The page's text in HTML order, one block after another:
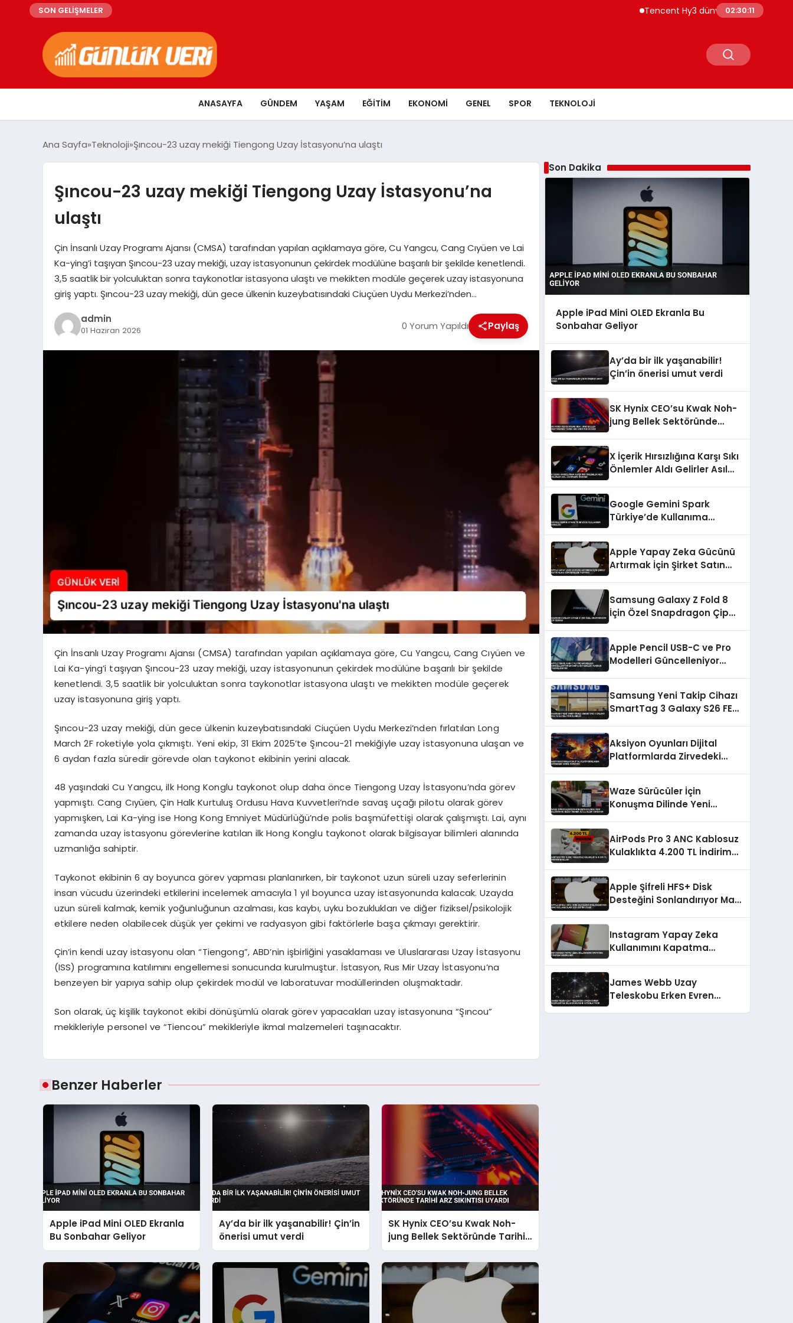
SON GELİŞMELER Tencent Hy3 dünya genelinde kullanıma
02:30:12
ANASAYFA GÜNDEM YAŞAM EĞITIM EKONOMI GENEL SPOR TEKNOLOJI
Ana Sayfa Teknoloji Şıncou-23 uzay mekiği Tiengong Uzay İstasyonu’na ulaştı
Şıncou-23 uzay mekiği Tiengong Uzay İstasyonu’na
ulaştı
Çin İnsanlı Uzay Programı Ajansı (CMSA) tarafından yapılan açıklamaya göre, Cu Yangcu, Cang Cıyüen ve Lai
Ka-ying’i taşıyan Şıncou-23 uzay mekiği, uzay istasyonunun çekirdek modülüne başarılı bir şekilde kenetlendi.
3,5 saatlik bir yolculuktan sonra taykonotlar istasyona ulaştı ve mekikten modüle geçerek uzay istasyonuna
giriş yaptı. Şıncou-23 uzay mekiği, dün gece ülkenin kuzeybatısındaki Ciuçüen Uydu Merkezi’nden…
admin
01 Haziran 2026 0 Yorum Yapıldı Paylaş
Çin İnsanlı Uzay Programı Ajansı (CMSA) tarafından yapılan açıklamaya göre, Cu Yangcu, Cang Cıyüen ve
Lai Ka-ying’i taşıyan Şıncou-23 uzay mekiği, uzay istasyonunun çekirdek modülüne başarılı bir şekilde
kenetlendi. 3,5 saatlik bir yolculuktan sonra taykonotlar istasyona ulaştı ve mekikten modüle geçerek
uzay istasyonuna giriş yaptı.
Şıncou-23 uzay mekiği, dün gece ülkenin kuzeybatısındaki Ciuçüen Uydu Merkezi’nden fırlatılan Long
March 2F roketiyle yola çıkmıştı. Yeni ekip, 31 Ekim 2025’te Şıncou-21 mekiğiyle uzay istasyonuna ulaşan ve
6 aydan fazla süredir görevde olan taykonot ekibinin yerini alacak.
48 yaşındaki Cu Yangcu, ilk Hong Konglu taykonot olup daha önce Tiengong Uzay İstasyonu’nda görev
yapmıştı. Cang Cıyüen, Çin Halk Kurtuluş Ordusu Hava Kuvvetleri’nde savaş uçağı pilotu olarak görev
yapmışken, Lai Ka-ying ise Hong Kong Emniyet Müdürlüğü’nde polis başmüfettişi olarak çalışmıştı. Lai, aynı
zamanda uzay istasyonu görevlerine katılan ilk Hong Konglu taykonot olarak bilgisayar bilimleri alanında
uzmanlığa sahiptir.
Taykonot ekibinin 6 ay boyunca görev yapması planlanırken, bir taykonot uzun süreli uzay seferlerinin
insan vücudu üzerindeki etkilerini incelemek amacıyla 1 yıl boyunca uzay istasyonunda kalacak. Uzayda
uzun süreli kalmak, kemik yoğunluğunun azalması, kas kaybı, uyku bozuklukları ve diğer fiziksel/psikolojik
etkilere neden olabilecek düşük yer çekimi ve radyasyon gibi faktörlerle başa çıkmayı gerektirir.
Çin’in kendi uzay istasyonu olan “Tiengong”, ABD’nin işbirliğini yasaklaması ve Uluslararası Uzay İstasyonu
(ISS) programına katılımını engellemesi sonucunda kurulmuştur. İstasyon, Rus Mir Uzay İstasyonu’na
benzeyen bir yapıya sahip olup çekirdek modül ve laboratuvar modüllerinden oluşmaktadır.
Son olarak, üç kişilik taykonot ekibi dönüşümlü olarak görev yapacakları uzay istasyonuna “Şıncou”
mekikleriyle personel ve “Tiencou” mekikleriyle ikmal malzemeleri taşınacaktır.
Benzer Haberler
Apple iPad Mini OLED Ekranla
Bu Sonbahar Geliyor
Ay’da bir ilk yaşanabilir! Çin’in
önerisi umut verdi
SK Hynix CEO’su Kwak Noh-
jung Bellek Sektöründe Tarihi
Arz Sıkıntısı Uyardı
Son Dakika
Apple iPad Mini OLED Ekranla Bu
Sonbahar Geliyor
Ay’da bir ilk yaşanabilir!
Çin’in önerisi umut verdi
SK Hynix CEO’su Kwak Noh-
jung Bellek Sektöründe
X İçerik Hırsızlığına Karşı Sıkı
Önlemler Aldı Gelirler Asıl
Google Gemini Spark
Türkiye’de Kullanıma
Apple Yapay Zeka Gücünü
Artırmak İçin Şirket Satın
Samsung Galaxy Z Fold 8
İçin Özel Snapdragon Çip
Apple Pencil USB-C ve Pro
Modelleri Güncelleniyor
Samsung Yeni Takip Cihazı
SmartTag 3 Galaxy S26 FE
Aksiyon Oyunları Dijital
Platformlarda Zirvedeki
Waze Sürücüler İçin
Konuşma Dilinde Yeni
AirPods Pro 3 ANC Kablosuz
Kulaklıkta 4.200 TL İndirim
Apple Şifreli HFS+ Disk
Desteğini Sonlandırıyor Mac
Instagram Yapay Zeka
Kullanımını Kapatma
James Webb Uzay
Teleskobu Erken Evren